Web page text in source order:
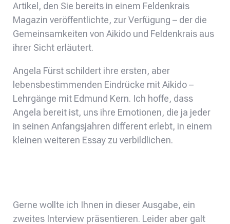
Artikel, den Sie bereits in einem Feldenkrais
Magazin veröffentlichte, zur Verfügung – der die
Gemeinsamkeiten von Aikido und Feldenkrais aus
ihrer Sicht erläutert.
Angela Fürst schildert ihre ersten, aber
lebensbestimmenden Eindrücke mit Aikido –
Lehrgänge mit Edmund Kern. Ich hoffe, dass
Angela bereit ist, uns ihre Emotionen, die ja jeder
in seinen Anfangsjahren different erlebt, in einem
kleinen weiteren Essay zu verbildlichen.
Gerne wollte ich Ihnen in dieser Ausgabe, ein
zweites Interview präsentieren. Leider aber galt